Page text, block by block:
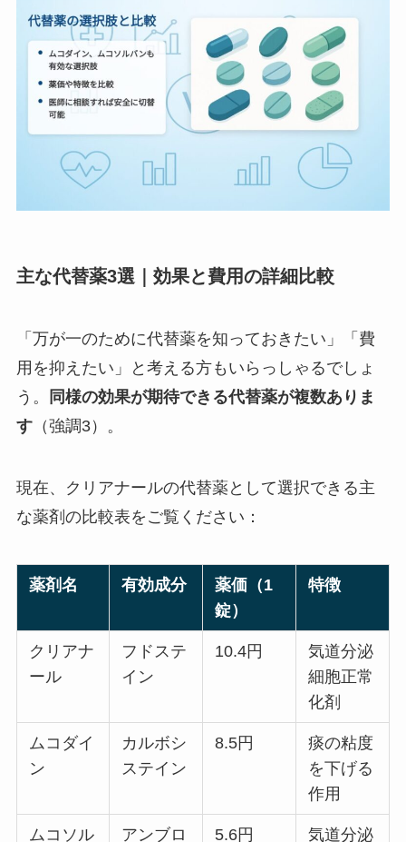
主な代替薬3選｜効果と費用の詳細比較
「万が一のために代替薬を知っておきたい」「費
用を抑えたい」と考える方もいらっしゃるでしょ
う。
同様の効果が期待できる代替薬が複数ありま
す（強調3）。
現在、クリアナールの代替薬として選択できる主
な薬剤の比較表をご覧ください：
薬剤名 有効成分
薬価（1
錠）
特徴
クリアナ
ール
フドステ
イン
10.4円
気道分泌
細胞正常
化剤
ムコダイ
ン
カルボシ
ステイン
8.5円
痰の粘度
を下げる
作用
ムコソル アンブロ 5.6円 気道分泌